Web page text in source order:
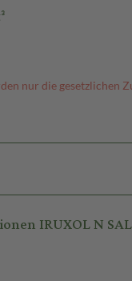
nur die gesetzlichen
IRUXOL N